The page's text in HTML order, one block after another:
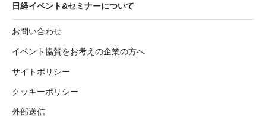
日経イベント&セミナーについて
お問い合わせ
イベント協賛をお考えの企業の方へ
サイトポリシー
クッキーポリシー
外部送信